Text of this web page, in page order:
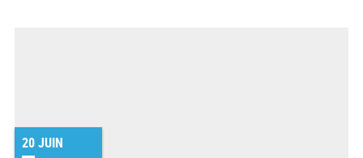
20 JUIN